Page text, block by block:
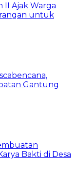
II Ajak Warga
untuk
Gantung
Bakti di Desa